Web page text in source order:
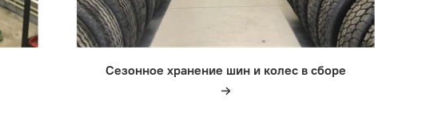
Сезонное хранение шин и колес в сборе